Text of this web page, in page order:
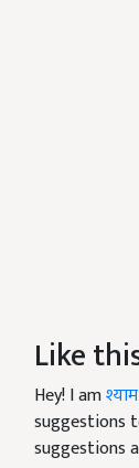
Like
Hey! I am
suggestions
suggestions